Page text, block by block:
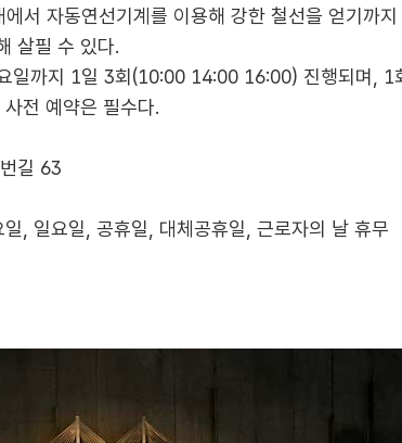
서 자동연선기계를 이용해 강한 철선을 얻기까
살필 수 있다.
일까지 1일 3회(10:00 14:00 16:00) 진행되며, 1
전 예약은 필수다.
길 63
, 일요일, 공휴일, 대체공휴일, 근로자의 날 휴무